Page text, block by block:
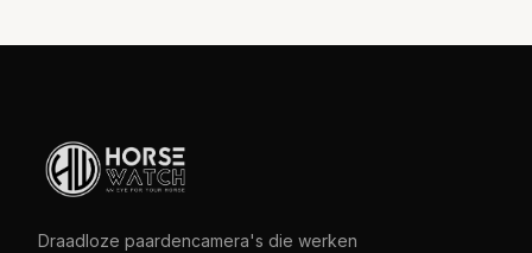
Draadloze paardencamera's die werken